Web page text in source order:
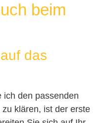
beim
das
ich den passenden
klären, ist der erste